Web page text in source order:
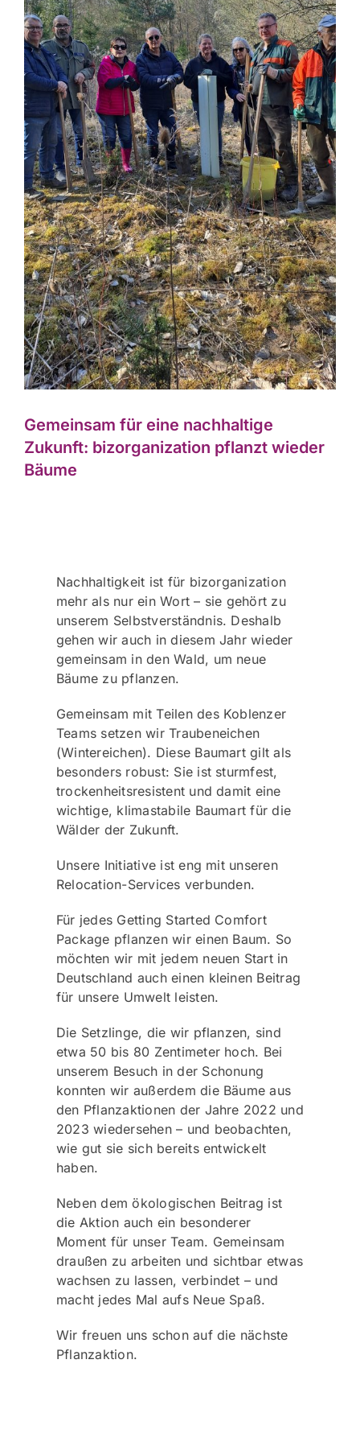
Gemeinsam für eine nachhaltige
Zukunft: bizorganization pflanzt wieder
Bäume
Nachhaltigkeit ist für bizorganization
mehr als nur ein Wort – sie gehört zu
unserem Selbstverständnis. Deshalb
gehen wir auch in diesem Jahr wieder
gemeinsam in den Wald, um neue
Bäume zu pflanzen.
Gemeinsam mit Teilen des Koblenzer
Teams setzen wir Traubeneichen
(Wintereichen). Diese Baumart gilt als
besonders robust: Sie ist sturmfest,
trockenheitsresistent und damit eine
wichtige, klimastabile Baumart für die
Wälder der Zukunft.
Unsere Initiative ist eng mit unseren
Relocation-Services verbunden.
Für jedes Getting Started Comfort
Package pflanzen wir einen Baum. So
möchten wir mit jedem neuen Start in
Deutschland auch einen kleinen Beitrag
für unsere Umwelt leisten.
Die Setzlinge, die wir pflanzen, sind
etwa 50 bis 80 Zentimeter hoch. Bei
unserem Besuch in der Schonung
konnten wir außerdem die Bäume aus
den Pflanzaktionen der Jahre 2022 und
2023 wiedersehen – und beobachten,
wie gut sie sich bereits entwickelt
haben.
Neben dem ökologischen Beitrag ist
die Aktion auch ein besonderer
Moment für unser Team. Gemeinsam
draußen zu arbeiten und sichtbar etwas
wachsen zu lassen, verbindet – und
macht jedes Mal aufs Neue Spaß.
Wir freuen uns schon auf die nächste
Pflanzaktion.